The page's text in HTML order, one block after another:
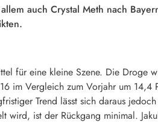
auch Crystal Meth nach
für eine kleine Szene. Die Droge
im Vergleich zum Vorjahr um
Trend lässt sich daraus
ist der Rückgang minimal.